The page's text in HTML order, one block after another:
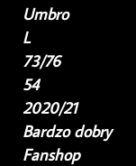
Umbro
L
73/76
54
2020/21
Bardzo dobry
Fanshop